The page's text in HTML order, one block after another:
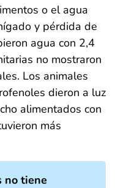
o el agua
y pérdida de
agua con 2,4
no mostraron
Los animales
dieron a luz
alimentados con
más
no tiene